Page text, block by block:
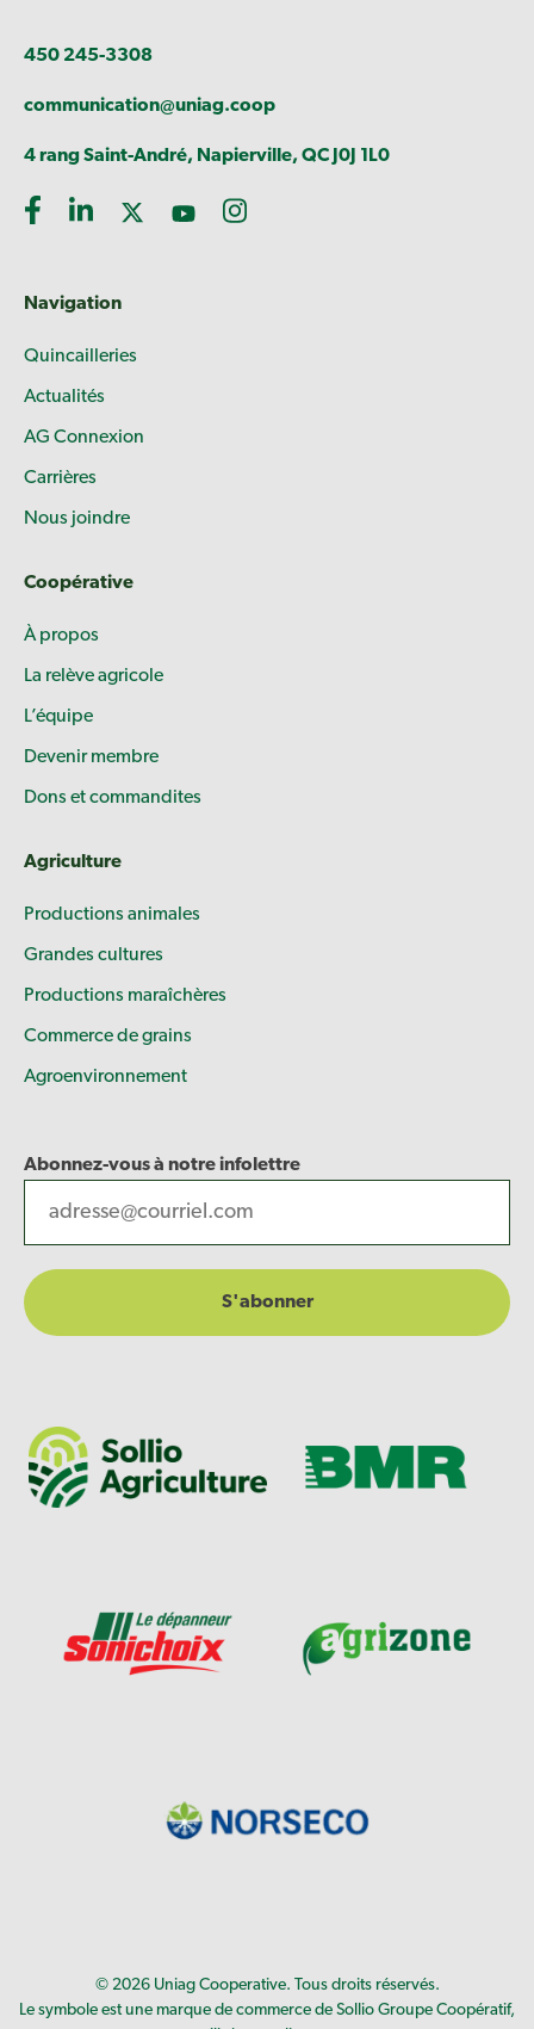
450 245-3308
communication@uniag.coop
4 rang Saint-André, Napierville, QC J0J 1L0
Navigation
Quincailleries
Actualités
AG Connexion
Carrières
Nous joindre
Coopérative
À propos
La relève agricole
L’équipe
Devenir membre
Dons et commandites
Agriculture
Productions animales
Grandes cultures
Productions maraîchères
Commerce de grains
Agroenvironnement
Abonnez-vous à notre infolettre
© 2026 Uniag Cooperative. Tous droits réservés.
Le symbole est une marque de commerce de Sollio Groupe Coopératif,